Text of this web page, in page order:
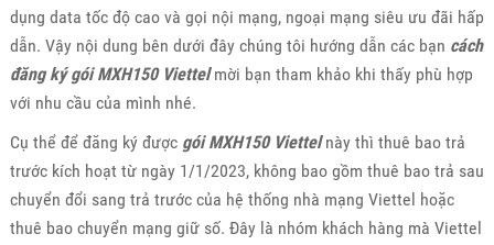
dụng data tốc độ cao và gọi nội mạng, ngoại mạng siêu ưu đãi hấp
dẫn. Vậy nội dung bên dưới đây chúng tôi hướng dẫn các bạn cách
đăng ký gói MXH150 Viettelmời bạn tham khảo khi thấy phù hợp
với nhu cầu của mình nhé.
Cụ thể để đăng ký được gói MXH150 Viettelnày thì thuê bao trả
trước kích hoạt từ ngày 1/1/2023, không bao gồm thuê bao trả sau
chuyển đổi sang trả trước của hệ thống nhà mạng Viettel hoặc
thuê bao chuyển mạng giữ số. Đây là nhóm khách hàng mà Viettel